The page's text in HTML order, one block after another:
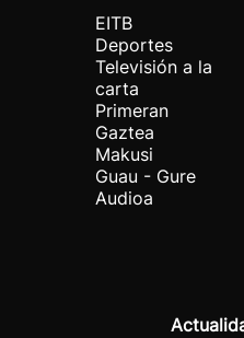
EITB
Deportes
Televisión a la
carta
Primeran
Gaztea
Makusi
Guau - Gure
Audioa